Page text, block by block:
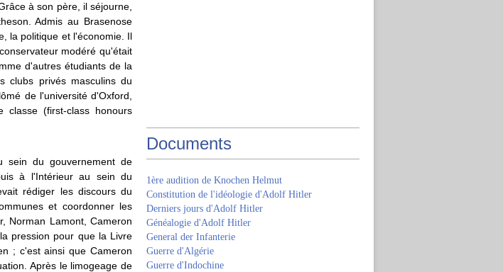
à son père, il séjourne,
Admis au Brasenose
la politique et l'économie. Il
modéré qu'était
d'autres étudiants de la
clubs privés masculins du
de l'université d'Oxford,
(first-class honours
sein du gouvernement de
à l'Intérieur au sein du
rédiger les discours du
et coordonner les
Norman Lamont, Cameron
pression pour que la Livre
; c'est ainsi que Cameron
Après le limogeage de
Documents
1ère audition de Knochen Helmut
Constitution de l'idéologie d'Adolf Hitler
Derniers jours d'Adolf Hitler
Généalogie d'Adolf Hitler
General der Infanterie
Guerre d'Algérie
Guerre d'Indochine